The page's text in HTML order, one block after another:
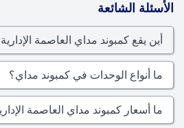
الأسئلة الشائعة
أين يقع كمبوند مداي العاصمة
ما أنواع الوحدات في كمبوند مداي؟
ما أسعار كمبوند مداي العاصمة